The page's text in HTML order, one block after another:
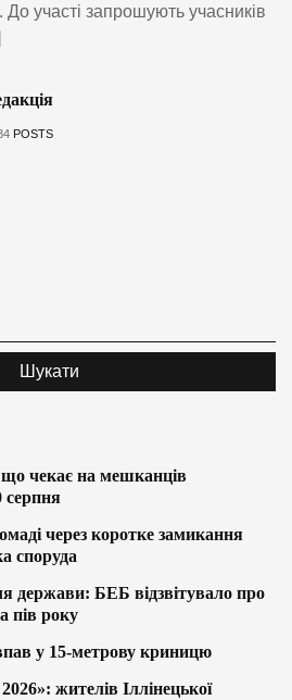
До участі запрошують учасників
POSTS
чекає на мешканців
серпня
через коротке замикання
споруда
держави: БЕБ відзвітувало про
пів року
у 15-метрову криницю
жителів Іллінецької